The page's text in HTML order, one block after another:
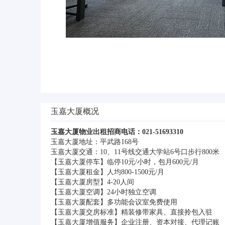
玉嘉大厦概况
玉嘉大厦物业出租招商电话：021-51693310
玉嘉大厦地址：平武路168号
玉嘉大厦交通：10、11号线交通大学站6号口步行800米
【玉嘉大厦停车】临停10元/小时，包月600元/月
【玉嘉大厦租金】人均800-1500元/月
【玉嘉大厦房型】4-20人间
【玉嘉大厦空调】24小时独立空调
【玉嘉大厦配套】多功能会议室免费使用
【玉嘉大厦交房标准】精装修带家具、直接拎包入驻
【玉嘉大厦增值服务】企业注册、资本对接、代理记账